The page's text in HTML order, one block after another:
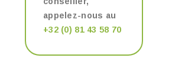
appelez-nous au
+32 (0) 81 43 58 70